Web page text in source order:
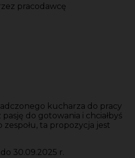
pracodawcę
kucharza do pracy
pasję do gotowania i chciałbyś
zespołu, ta propozycja jest
30.09.2025 r.